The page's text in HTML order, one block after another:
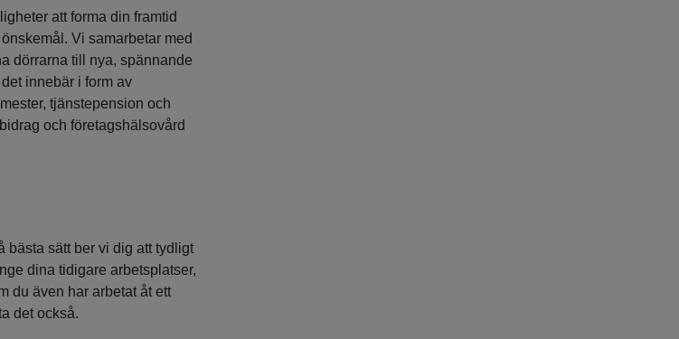
att forma din framtid
Vi samarbetar med
dörrarna till nya, spännande
innebär i form av
tjänstepension och
och företagshälsovård
bästa sätt ber vi dig att tydligt
dina tidigare arbetsplatser,
du även har arbetat åt ett
det också.